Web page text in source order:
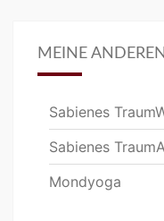
MEINE
Sabienes
Sabienes
Mondyoga